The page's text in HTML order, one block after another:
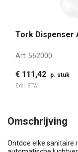
Tork Dispenser
Art: 562000
€ 111,42 p. stuk
Excl. BTW
Omschrijving
Ontdoe elke sanitaire